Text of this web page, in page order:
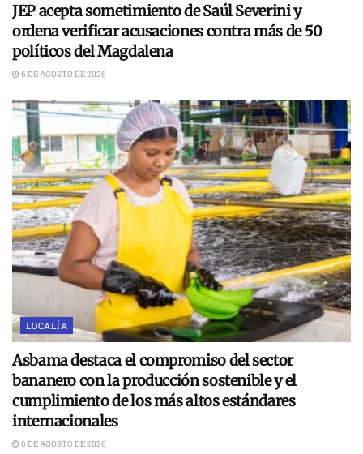
JEP acepta sometimiento de Saúl Severini y
ordena verificar acusaciones contra más de 50
políticos del Magdalena
6 DE AGOSTO DE 2026
LOCALÍA
Asbama destaca el compromiso del sector
bananero con la producción sostenible y el
cumplimiento de los más altos estándares
internacionales
6 DE AGOSTO DE 2026